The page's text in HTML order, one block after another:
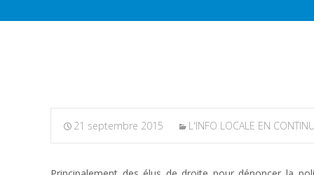
21 septembre 2015 L'INFO LOCALE EN CONTINU